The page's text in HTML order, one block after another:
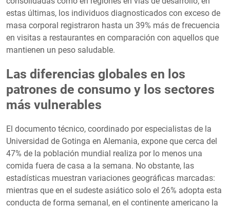
estas últimas, los individuos diagnosticados con exceso de
masa corporal registraron hasta un 39% más de frecuencia
en visitas a restaurantes en comparación con aquellos que
mantienen un peso saludable.
Las diferencias globales en los
patrones de consumo y los sectores
más vulnerables
El documento técnico, coordinado por especialistas de la
Universidad de Gotinga en Alemania, expone que cerca del
47% de la población mundial realiza por lo menos una
comida fuera de casa a la semana. No obstante, las
estadísticas muestran variaciones geográficas marcadas:
mientras que en el sudeste asiático solo el 26% adopta esta
conducta de forma semanal, en el continente americano la